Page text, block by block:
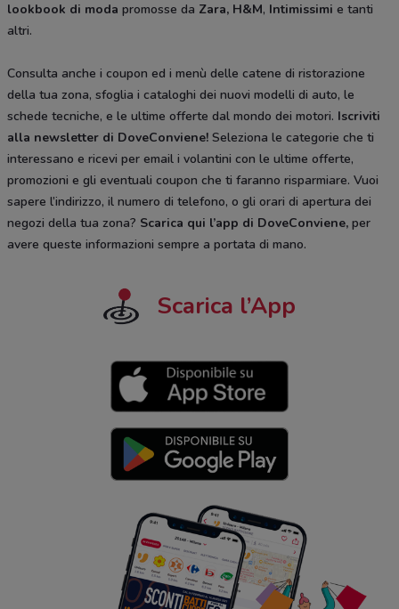
lookbook di moda promosse da Zara, H&M, Intimissimi e tanti
altri.
Consulta anche i coupon ed i menù delle catene di ristorazione
della tua zona, sfoglia i cataloghi dei nuovi modelli di auto, le
schede tecniche, e le ultime offerte dal mondo dei motori. Iscriviti
alla newsletter di DoveConviene! Seleziona le categorie che ti
interessano e ricevi per email i volantini con le ultime offerte,
promozioni e gli eventuali coupon che ti faranno risparmiare. Vuoi
sapere l’indirizzo, il numero di telefono, o gli orari di apertura dei
negozi della tua zona? Scarica qui l’app di DoveConviene, per
avere queste informazioni sempre a portata di mano.
Scarica l’App